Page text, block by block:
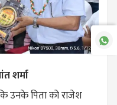
शर्मा
उनके पिता को राजेश